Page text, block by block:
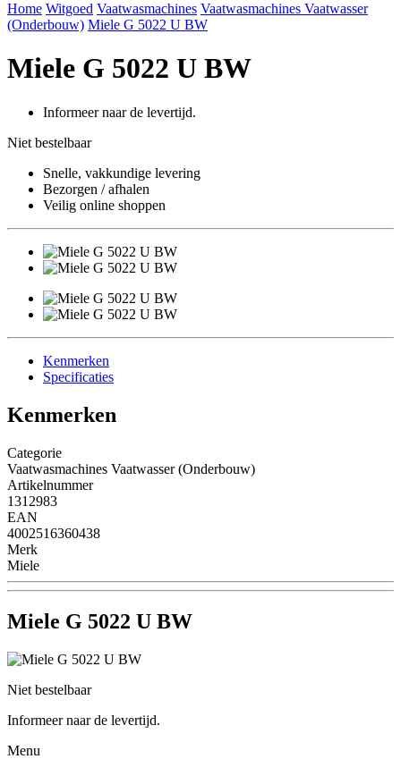
Home Witgoed Vaatwasmachines Vaatwasmachines Vaatwasser
(Onderbouw) Miele G 5022 U BW
Miele G 5022 U BW
Informeer naar de levertijd.
Niet bestelbaar
Snelle, vakkundige levering
Bezorgen / afhalen
Veilig online shoppen
Kenmerken
Specificaties
Kenmerken
Categorie
Vaatwasmachines Vaatwasser (Onderbouw)
Artikelnummer
1312983
EAN
4002516360438
Merk
Miele
Miele G 5022 U BW
Niet bestelbaar
Informeer naar de levertijd.
Menu